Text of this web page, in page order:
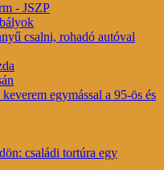
- JSZP
csalni, rohadó autóval
egymással a 95-ös és
családi tortúra egy